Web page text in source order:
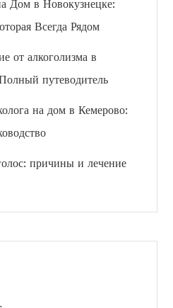
Дом в Новокузнецке:
Всегда Рядом
от алкоголизма в
путеводитель
на дом в Кемерово:
причины и лечение